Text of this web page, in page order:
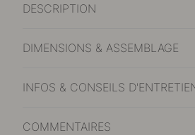
DESCRIPTION
DIMENSIONS & ASSEMBLAGE
INFOS & CONSEILS
COMMENTAIRES